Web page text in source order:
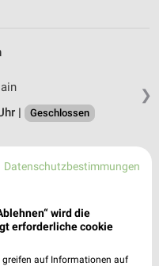
❯
|
Geschlossen
Datenschutzbestimmungen
wird die
erforderliche cookie
greifen auf Informationen auf